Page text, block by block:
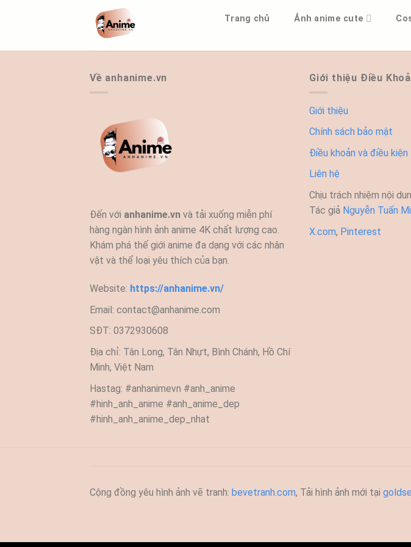
dung
Trang chủ Ảnh anime cute
Về anhanime.vn
Đến với anhanime.vn và tải xuống miễn phí
hàng ngàn hình ảnh anime 4K chất lượng cao.
Khám phá thế giới anime đa dạng với các nhân
vật và thể loại yêu thích của bạn.
Website: https://anhanime.vn/
Email: contact@anhanime.com
SĐT: 0372930608
Địa chỉ: Tân Long, Tân Nhựt, Bình Chánh, Hồ Chí
Minh, Việt Nam
Hastag: #anhanimevn #anh_anime
#hinh_anh_anime #anh_anime_dep
#hinh_anh_anime_dep_nhat
Giới thiệu Điều
Giới thiệu
Chính sách bảo mật
Điều khoản và điều kiện
Liên hệ
Chịu trách nhiệm nội
Tác giả Nguyễn Tuấn
X.com, Pinterest
Cộng đồng yêu hình ảnh vẽ tranh: bevetranh.com, Tải hình ảnh mới tại